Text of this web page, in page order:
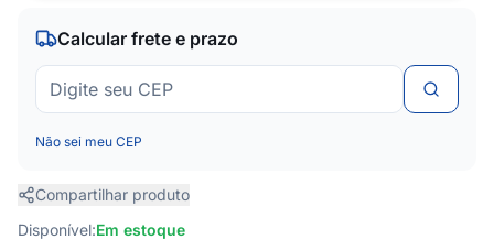
Calcular frete e prazo
Não sei meu CEP
Compartilhar produto
Disponível:Em estoque